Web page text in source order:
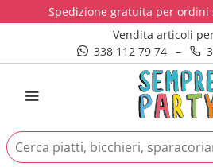
Spedizione gratuita per ordini
Vendita articoli
338 112 79 74
–